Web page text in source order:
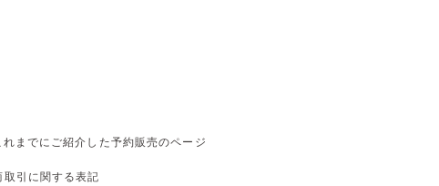
れまでにご紹介した予約販売のページ
取引に関する表記